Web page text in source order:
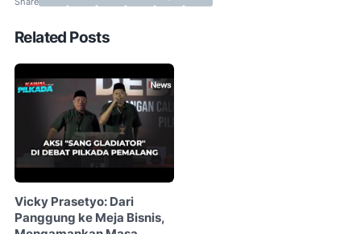
Related Posts
Vicky Prasetyo: Dari
Panggung ke Meja Bisnis,